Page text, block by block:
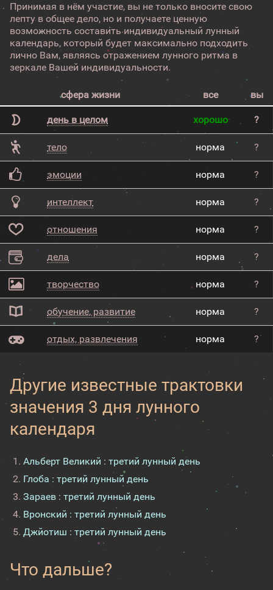
Принимая в нём участие, вы не только вносите свою
лепту в общее дело, но и получаете ценную
возможность составить индивидуальный лунный
календарь, который будет максимально подходить
лично Вам, являясь отражением лунного ритма в
зеркале Вашей индивидуальности.
сфера жизни все вы
день в целом хорошо ?
тело норма ?
эмоции норма ?
интеллект норма ?
отношения норма ?
дела норма ?
творчество норма ?
обучение, развитие норма ?
отдых, развлечения норма ?
Другие известные трактовки
значения 3 дня лунного
календаря
Альберт Великий : третий лунный день
Глоба : третий лунный день
Зараев : третий лунный день
Вронский : третий лунный день
Джйотиш : третий лунный день
Что дальше?